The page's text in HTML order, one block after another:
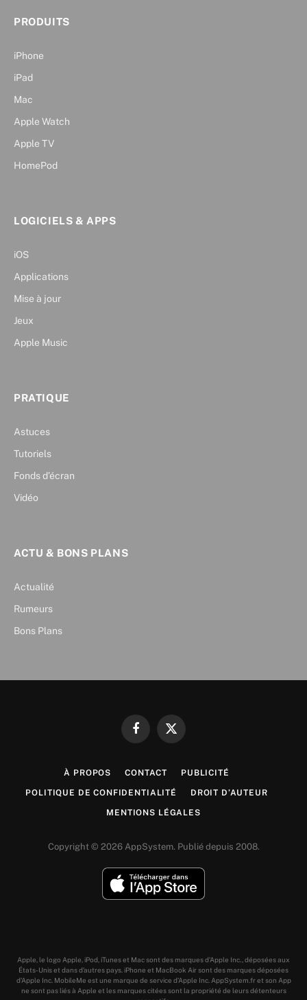
PRODUITS
iPhone
iPad
Mac
Apple Watch
Apple TV
HomePod
LOGICIELS & APPS
iOS
Applications
Mise à jour
Jeux
Apple Music
PRATIQUE
Astuces
Tutoriels
Fonds d’écran
Vidéo
ACTU & BONS PLANS
Actualité
Rumeurs
Bons Plans
FacebookX
À PROPOS CONTACT PUBLICITÉ
POLITIQUE DE CONFIDENTIALITÉ DROIT D’AUTEUR
MENTIONS LÉGALES
Copyright © 2026 AppSystem. Publié depuis 2008.
Apple, le logo Apple, iPod, iTunes et Mac sont des marques d’Apple Inc., déposées aux
États-Unis et dans d’autres pays. iPhone et MacBook Air sont des marques déposées
d’Apple Inc. MobileMe est une marque de service d’Apple Inc. AppSystem.fr et son App
ne sont pas liés à Apple et les marques citées sont la propriété de leurs détenteurs